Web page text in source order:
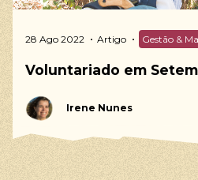
28 Ago 2022 Artigo Gestão &
Voluntariado em
Irene Nunes